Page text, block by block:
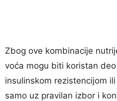
Zbog ove kombinacije
voća mogu biti koristan
insulinskom rezistencijom
samo uz pravilan izbor i